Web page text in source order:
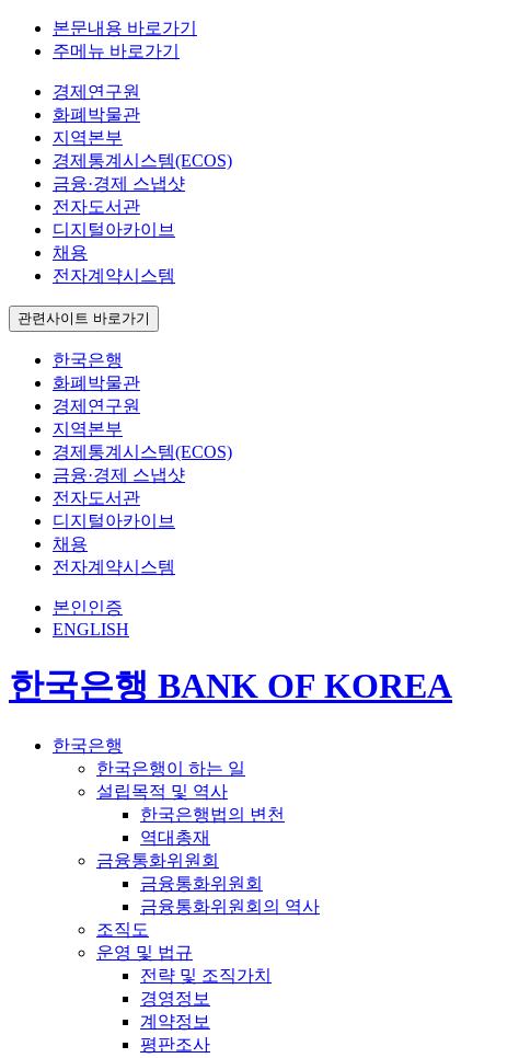
본문내용 바로가기
주메뉴 바로가기
경제연구원
화폐박물관
지역본부
경제통계시스템(ECOS)
금융·경제 스냅샷
전자도서관
디지털아카이브
채용
전자계약시스템
관련사이트 바로가기
한국은행
화폐박물관
경제연구원
지역본부
경제통계시스템(ECOS)
금융·경제 스냅샷
전자도서관
디지털아카이브
채용
전자계약시스템
본인인증
ENGLISH
한국은행 BANK OF KOREA
한국은행
한국은행이 하는 일
설립목적 및 역사
한국은행법의 변천
역대총재
금융통화위원회
금융통화위원회
금융통화위원회의 역사
조직도
운영 및 법규
전략 및 조직가치
경영정보
계약정보
평판조사